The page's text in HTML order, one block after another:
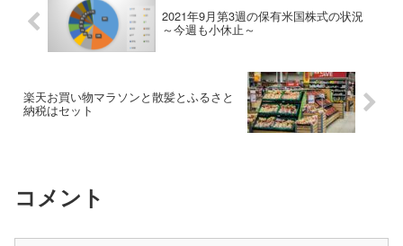
2021年9月第3週の保有米国株式の状況
～今週も小休止～
楽天お買い物マラソンと散髪とふるさと
納税はセット
コメント